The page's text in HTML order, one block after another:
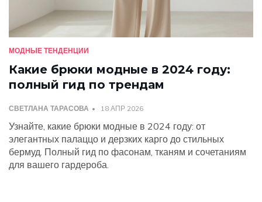
МОДНЫЕ ТЕНДЕНЦИИ
Какие брюки модные в 2024 году:
полный гид по трендам
СВЕТЛАНА ТАРАСОВА 18 АПР 2026
Узнайте, какие брюки модные в 2024 году: от
элегантных палаццо и дерзких карго до стильных
бермуд. Полный гид по фасонам, тканям и сочетаниям
для вашего гардероба.